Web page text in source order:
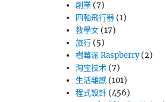
創業 (7)
四軸飛行器 (1)
教學文 (17)
旅行 (5)
樹莓派 Raspberry(2)
淘宝技术 (7)
生活雜感 (101)
程式設計 (456)